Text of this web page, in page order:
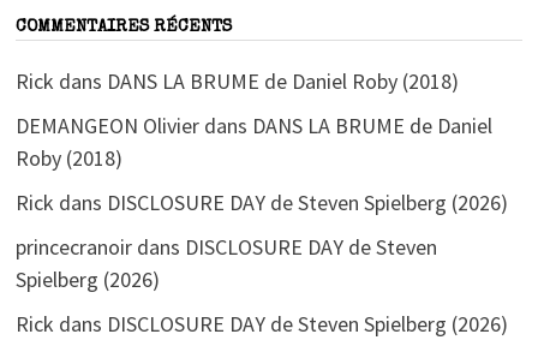
COMMENTAIRES RÉCENTS
Rick dans DANS LA BRUME de Daniel Roby (2018)
DEMANGEON Olivierdans DANS LA BRUME de Daniel
Roby (2018)
Rick dans DISCLOSURE DAY de Steven Spielberg (2026)
princecranoirdans DISCLOSURE DAY de Steven
Spielberg (2026)
Rick dans DISCLOSURE DAY de Steven Spielberg (2026)